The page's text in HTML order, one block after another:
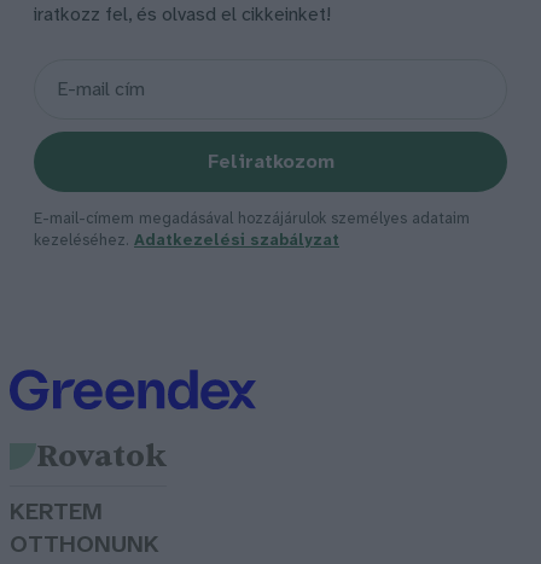
iratkozz fel, és olvasd el cikkeinket!
Feliratkozom
E-mail-címem megadásával hozzájárulok személyes adataim
kezeléséhez. Adatkezelési szabályzat
Rovatok
KERTEM
OTTHONUNK